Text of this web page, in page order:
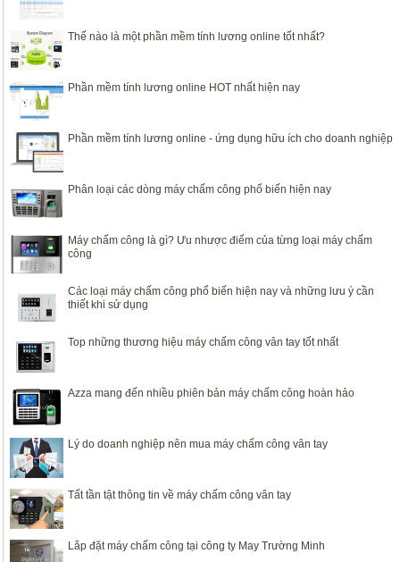
Thế nào là một phần mềm tính lương online tốt nhất?
Phần mềm tính lương online HOT nhất hiện nay
Phần mềm tính lương online - ứng dụng hữu ích cho doanh nghiệp
Phân loại các dòng máy chấm công phổ biến hiện nay
Máy chấm công là gì? Ưu nhược điểm của từng loại máy chấm
công
Các loại máy chấm công phổ biến hiện nay và những lưu ý cần
thiết khi sử dụng
Top những thương hiệu máy chấm công vân tay tốt nhất
Azza mang đến nhiều phiên bản máy chấm công hoàn hảo
Lý do doanh nghiệp nên mua máy chấm công vân tay
Tất tần tật thông tin về máy chấm công vân tay
Lắp đặt máy chấm công tại công ty May Trường Minh